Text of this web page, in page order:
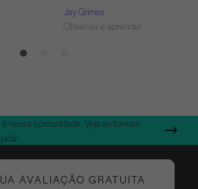
Jay Grimes
Observar e aprender
nossa comunidade. Veja as formas
AVALIAÇÃO GRATUITA